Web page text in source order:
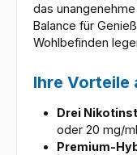
das
Balance für
Wohlbefinden
Ihre Vorteile
Drei
oder 20 mg/ml
Premium-